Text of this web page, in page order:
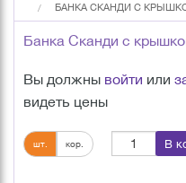
БАНКА СКАНДИ С
Банка Сканди с
Вы должны войти или
видеть цены
шт. кор. В